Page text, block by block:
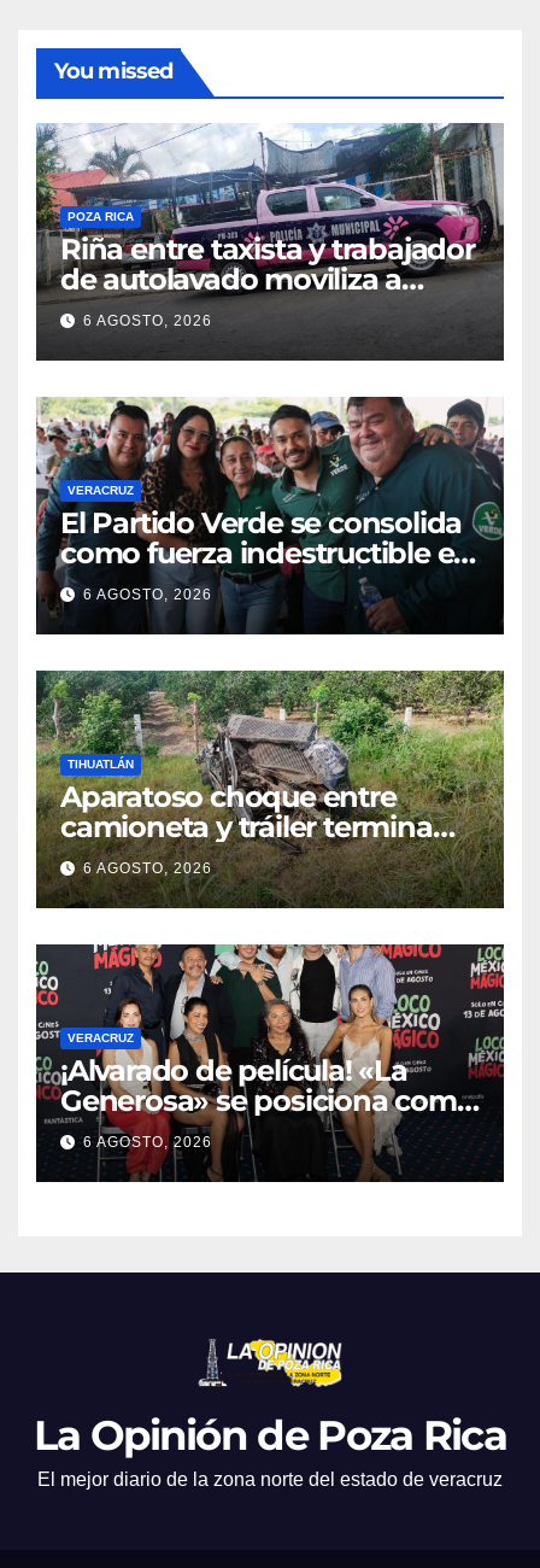
You missed
POZA RICA
Riña entre taxista y trabajador
de autolavado moviliza a
policías en Poza Rica
6 AGOSTO, 2026
VERACRUZ
​El Partido Verde se consolida
como fuerza indestructible en
la zona norte de Veracruz
6 AGOSTO, 2026
TIHUATLÁN
Aparatoso choque entre
camioneta y tráiler termina
con ambas unidades fuera de
la carretera en Tihuatlán
6 AGOSTO, 2026
VERACRUZ
¡Alvarado de película! «La
Generosa» se posiciona como
escenario ideal para
producciones de cine y
televisión
6 AGOSTO, 2026
La Opinión de Poza Rica
El mejor diario de la zona norte del estado de veracruz